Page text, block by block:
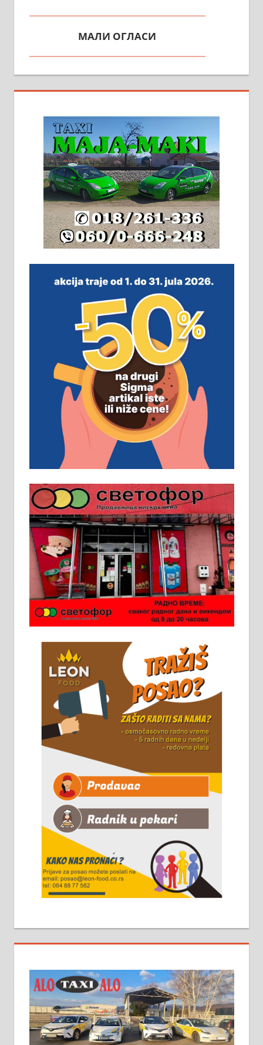
београдски друм. Две одвојене
2х150м2, две гараже, централно
адресе. 063/71-74-023
Издајем комплетно опремљену
халу на Житковачком путу, на
плацу површине око 7 ари.
064/321-80-51; 063/102-35-25
На продају легализована, нова,
незавршена кућа површине 160
м2 са плацем од 8 ари у Зеленом
замена. 064/21-63-584
ПОСЛОВНИ ОГЛАСИ
Рудник и флотација Рудник
д.о.о. Рудник запошљава 20
помоћника рудара. Услови:
Основна школа, пожељно радно
искуство на истим и сличним
пословима, али не и неопходан
услов. Обезбеђен смештај,
превоз, исхрана. 032/57-41-122 –
локал 22
Пружам услуге завршних радова
молерских радова. 061/25-28-058
Ало таксију потребан возач са Б
категоријом. 064/02-85-511
Потребна два радника за рад на
стоваришту „Липа промет” у
Алексинцу. За више
информација доћи лично на
стовариште у улици Максима
Горког 26 сваког радног дана од
8 до 15 часова. 063/465-045
Чистим све врсте димњака.
061/32-13-445